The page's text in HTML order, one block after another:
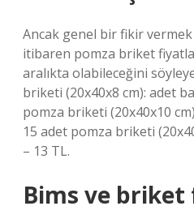
Ancak genel bir fikir vermek
itibaren pomza briket
aralıkta olabileceğini
briketi (20x40x8 cm): adet
pomza briketi (20x40x10
15 adet pomza briketi
– 13 TL.
Bims ve briket